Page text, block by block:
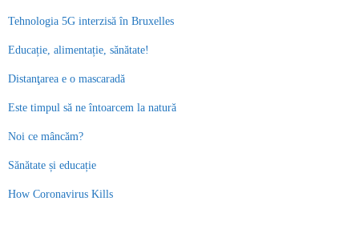
Tehnologia 5G interzisă în Bruxelles
Educație, alimentație, sănătate!
Distanţarea e o mascaradă
Este timpul să ne întoarcem la natură
Noi ce mâncăm?
Sănătate și educație
How Coronavirus Kills